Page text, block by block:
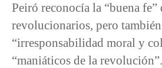
Peiró reconocía la “buena fe”
revolucionarios, pero
“irresponsabilidad moral y
“maniáticos de la